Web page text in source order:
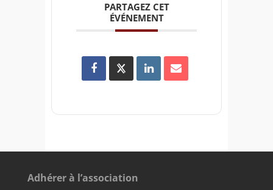
PARTAGEZ CET
ÉVÉNEMENT
Adhérer à l’association